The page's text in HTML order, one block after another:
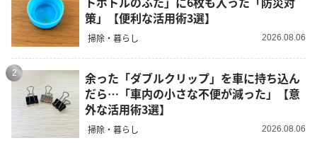
策」【便利な活用術3選】
掃除・暮らし 2026.08.06
2
余った「ダブルクリップ」を車に持ち込ん
だら…「車内の小さな不便が減った」【意
外な活用術3選】
掃除・暮らし 2026.08.06